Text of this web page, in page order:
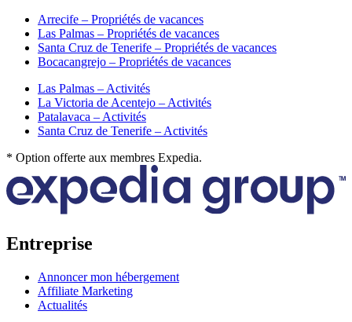
Arrecife – Propriétés de vacances
Las Palmas – Propriétés de vacances
Santa Cruz de Tenerife – Propriétés de vacances
Bocacangrejo – Propriétés de vacances
Las Palmas – Activités
La Victoria de Acentejo – Activités
Patalavaca – Activités
Santa Cruz de Tenerife – Activités
* Option offerte aux membres Expedia.
Entreprise
Annoncer mon hébergement
Affiliate Marketing
Actualités